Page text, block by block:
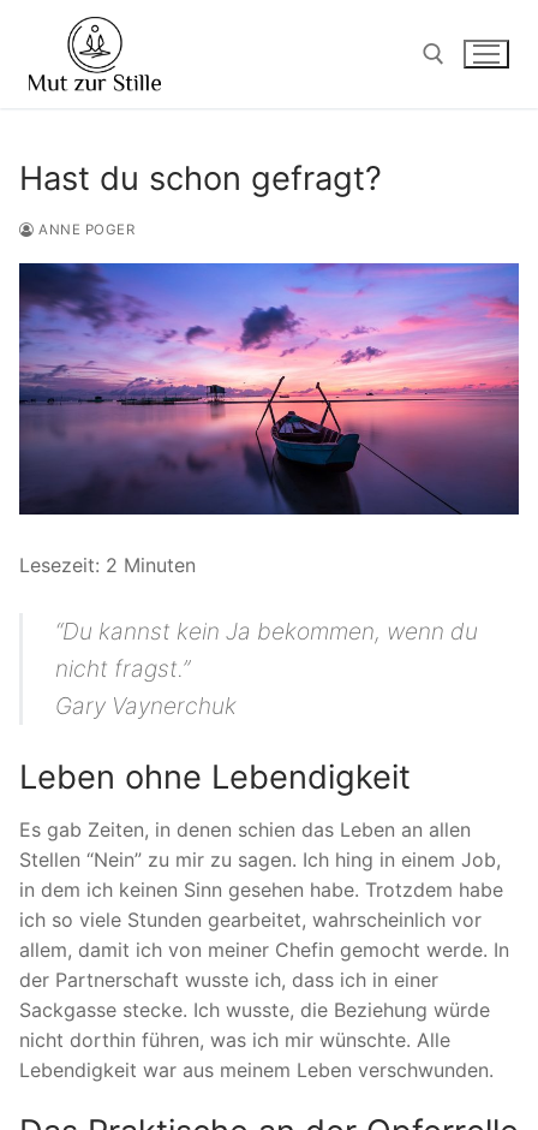
springen
Hast du schon gefragt?
ANNE POGER
Lesezeit: 2 Minuten
“Du kannst kein Ja bekommen, wenn du
nicht fragst.”
Gary Vaynerchuk
Leben ohne Lebendigkeit
Es gab Zeiten, in denen schien das Leben an allen
Stellen “Nein” zu mir zu sagen. Ich hing in einem Job,
in dem ich keinen Sinn gesehen habe. Trotzdem habe
ich so viele Stunden gearbeitet, wahrscheinlich vor
allem, damit ich von meiner Chefin gemocht werde. In
der Partnerschaft wusste ich, dass ich in einer
Sackgasse stecke. Ich wusste, die Beziehung würde
nicht dorthin führen, was ich mir wünschte. Alle
Lebendigkeit war aus meinem Leben verschwunden.